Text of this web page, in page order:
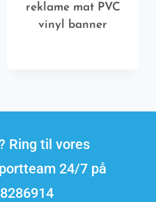
reklame mat PVC
vinyl banner
Ring til vores
24/7 på